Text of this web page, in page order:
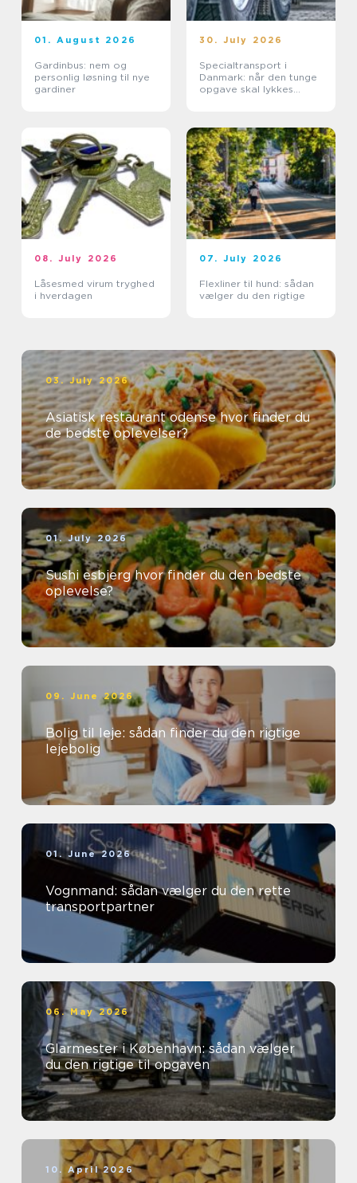
01. August 2026
Gardinbus: nem og
personlig løsning til nye
gardiner
30. July 2026
Specialtransport i
Danmark: når den tunge
opgave skal lykkes
08. July 2026
Låsesmed virum tryghed
i hverdagen
07. July 2026
Flexliner til hund: sådan
vælger du den rigtige
03. July 2026
Asiatisk restaurant odense hvor finder du
de bedste oplevelser?
01. July 2026
Sushi esbjerg hvor finder du den bedste
oplevelse?
09. June 2026
Bolig til leje: sådan finder du den rigtige
lejebolig
01. June 2026
Vognmand: sådan vælger du den rette
transportpartner
06. May 2026
Glarmester i København: sådan vælger
du den rigtige til opgaven
10. April 2026